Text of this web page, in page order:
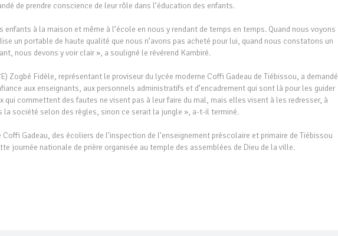
de prendre conscience de leur rôle dans l’éducation des enfants.
à la maison et même à l’école en nous y rendant de temps en temps. Quand nous voyons
un portable de haute qualité que nous n’avons pas acheté pour lui, quand nous constatons un
nous devons y voir clair », a souligné le révérend Kambiré.
Zogbé Fidèle, représentant le proviseur du lycée moderne Coffi Gadeau de Tiébissou, a demandé
aux enseignants, aux personnels administratifs et d’encadrement qui sont là pour les guider
qui commettent des fautes ne visent pas à leur faire du mal, mais elles visent à les redresser, à
la société selon des règles, sinon ce serait la jungle », a-t-il terminé.
Gadeau, des écoliers de l’inspection de l’enseignement préscolaire et primaire de Tiébissou
journée nationale de prière organisée au temple des assemblées de Dieu de la ville.